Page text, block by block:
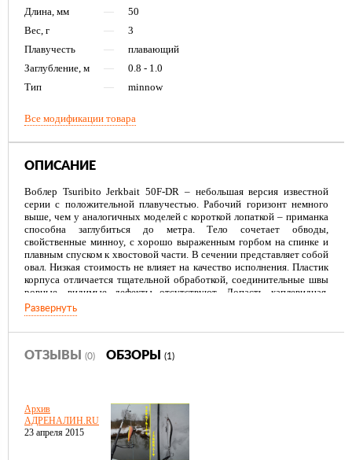
Длина, мм
—
50
Вес, г
—
3
Плавучесть
—
плавающий
Заглубление, м
—
0.8 - 1.0
Тип
— minnow
Все модификации товара
ОПИСАНИЕ
Воблер Tsuribito Jerkbait 50F-DR – небольшая версия известной
серии с положительной плавучестью. Рабочий горизонт немного
выше, чем у аналогичных моделей с короткой лопаткой – приманка
способна заглубиться до метра. Тело сочетает обводы,
свойственные минноу, с хорошо выраженным горбом на спинке и
плавным спуском к хвостовой части. В сечении представляет собой
овал. Низкая стоимость не влияет на качество исполнения. Пластик
корпуса отличается тщательной обработкой, соединительные швы
ровные, видимые дефекты отсутствуют. Лопасть каплевидная,
вогнутая, с сорокаградусным отклонением от осевой линии.
Воблер Tsuribito Jerkbait 50F-DR оснащен статичной огрузкой из
крепления переднего тройника. Помимо балансировки приманки,
под брюшком и на хвосте. Стыковка с петлями выполняется с
помощью прочных заводных колец.
Развернуть
ОТЗЫВЫ (0) ОБЗОРЫ (1)
Архив
АДРЕНАЛИН.RU
23 апреля 2015